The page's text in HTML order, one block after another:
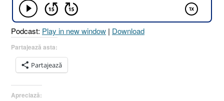
[Ieremia
Podcast: Play in new window | Download
Partajează asta:
Partajează
Apreciază: